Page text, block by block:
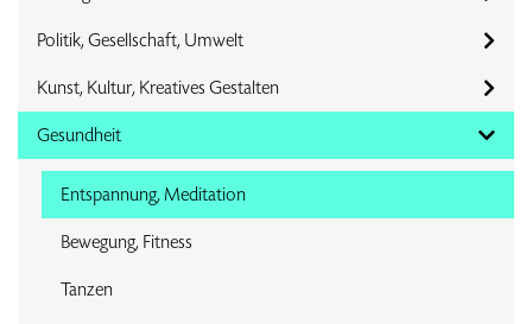
Politik, Gesellschaft, Umwelt
Kunst, Kultur, Kreatives Gestalten
Gesundheit
Entspannung, Meditation
Bewegung, Fitness
Tanzen